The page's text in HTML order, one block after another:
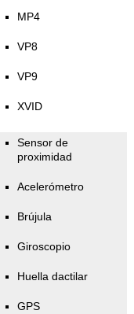
MP4
VP8
VP9
XVID
Sensor de
proximidad
Acelerómetro
Brújula
Giroscopio
Huella dactilar
GPS